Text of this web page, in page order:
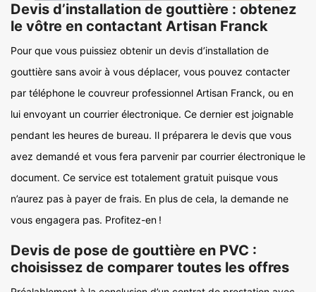
Devis d’installation de gouttière : obtenez
le vôtre en contactant Artisan Franck
Pour que vous puissiez obtenir un devis d’installation de
gouttière sans avoir à vous déplacer, vous pouvez contacter
par téléphone le couvreur professionnel Artisan Franck, ou en
lui envoyant un courrier électronique. Ce dernier est joignable
pendant les heures de bureau. Il préparera le devis que vous
avez demandé et vous fera parvenir par courrier électronique le
document. Ce service est totalement gratuit puisque vous
n’aurez pas à payer de frais. En plus de cela, la demande ne
vous engagera pas. Profitez-en !
Devis de pose de gouttière en PVC :
choisissez de comparer toutes les offres